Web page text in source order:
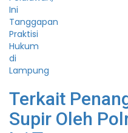
Terkait
Supir Oleh